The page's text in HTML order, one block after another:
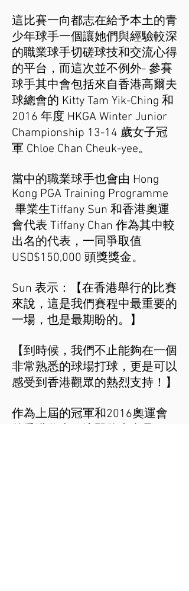
這比賽一向都志在給予本土的青
少年球手一個讓她們與經驗較深
的職業球手切磋球技和交流心得
的平台，而這次並不例外- 參賽
球手其中會包括來自香港高爾夫
球總會的 Kitty Tam Yik-Ching 和
2016 年度 HKGA Winter Junior
Championship 13-14 歲女子冠
軍 Chloe Chan Cheuk-yee。
當中的職業球手也會由 Hong
Kong PGA Training Programme
畢業生Tiffany Sun 和香港奧運
會代表 Tiffany Chan 作為其中較
出名的代表，一同爭取值
USD$150,000 頭獎獎金。
Sun 表示：【在香港舉行的比賽
來說，這是我們賽程中最重要的
一場，也是最期盼的。】
【到時候，我們不止能夠在一個
非常熟悉的球場打球，更是可以
感受到香港觀眾的熱烈支持！】
作為上屆的冠軍和2016奧運會